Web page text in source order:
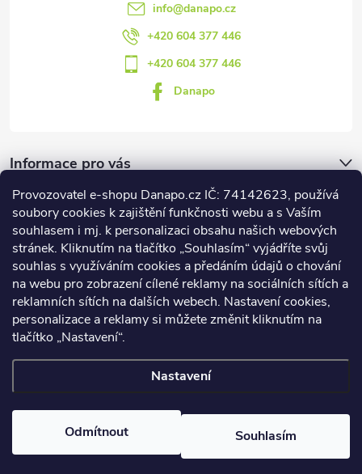
Provozovatel e-shopu Danapo.cz IČ: 74142623, používá
soubory cookies k zajištění funkčnosti webu a s Vaším
souhlasem i mj. k personalizaci obsahu našich webových
stránek. Kliknutím na tlačítko „Souhlasím“ vyjádříte svůj
souhlas s využíváním cookies a předáním údajů o chování
na webu pro zobrazení cílené reklamy na sociálních sítích a
reklamních sítích na dalších webech. Nastavení cookies,
personalizace a reklamy si můžete změnit kliknutím na
tlačítko „Nastavení“.
Nastavení
Odmítnout Souhlasím
info@danapo.cz
+420 604 377 446
+420 604 377 446
Danapo
Informace pro vás
Dotazník
Co upřednosťnujete?
Počet hlasů:437
Facebook
Upravit nastavení cookies